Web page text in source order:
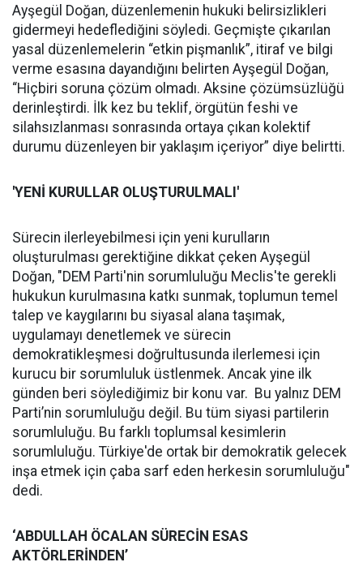
Ayşegül Doğan, düzenlemenin hukuki belirsizlikleri
gidermeyi hedeflediğini söyledi. Geçmişte çıkarılan
yasal düzenlemelerin “etkin pişmanlık”, itiraf ve bilgi
verme esasına dayandığını belirten Ayşegül Doğan,
“Hiçbiri soruna çözüm olmadı. Aksine çözümsüzlüğü
derinleştirdi. İlk kez bu teklif, örgütün feshi ve
silahsızlanması sonrasında ortaya çıkan kolektif
durumu düzenleyen bir yaklaşım içeriyor” diye belirtti.
'YENİ KURULLAR OLUŞTURULMALI'
Sürecin ilerleyebilmesi için yeni kurulların
oluşturulması gerektiğine dikkat çeken Ayşegül
Doğan, "DEM Parti'nin sorumluluğu Meclis'te gerekli
hukukun kurulmasına katkı sunmak, toplumun temel
talep ve kaygılarını bu siyasal alana taşımak,
uygulamayı denetlemek ve sürecin
demokratikleşmesi doğrultusunda ilerlemesi için
kurucu bir sorumluluk üstlenmek. Ancak yine ilk
günden beri söylediğimiz bir konu var. Bu yalnız DEM
Parti’nin sorumluluğu değil. Bu tüm siyasi partilerin
sorumluluğu. Bu farklı toplumsal kesimlerin
sorumluluğu. Türkiye'de ortak bir demokratik gelecek
inşa etmek için çaba sarf eden herkesin sorumluluğu"
dedi.
‘ABDULLAH ÖCALAN SÜRECİN ESAS
AKTÖRLERİNDEN’